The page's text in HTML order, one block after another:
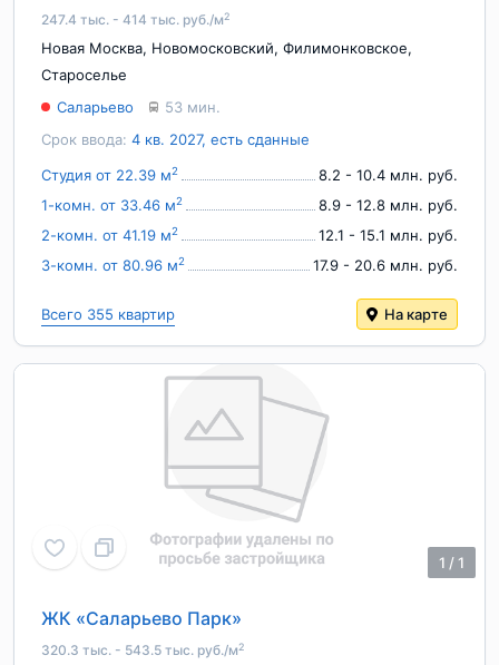
247.4 тыс. - 414 тыс. руб./м2
Новая Москва, Новомосковский, Филимонковское,
Староселье
Срок ввода: 4 кв. 2027, есть сданные
Саларьево 53 мин.
Студия от 22.39 м2
8.2 - 10.4 млн. руб.
1-комн. от 33.46 м2
8.9 - 12.8 млн. руб.
2-комн. от 41.19 м2
12.1 - 15.1 млн. руб.
3-комн. от 80.96 м2 17.9 - 20.6 млн. руб.
Всего 355 квартир На карте
1 /1
ЖК «Саларьево Парк»
320.3 тыс. - 543.5 тыс. руб./м2